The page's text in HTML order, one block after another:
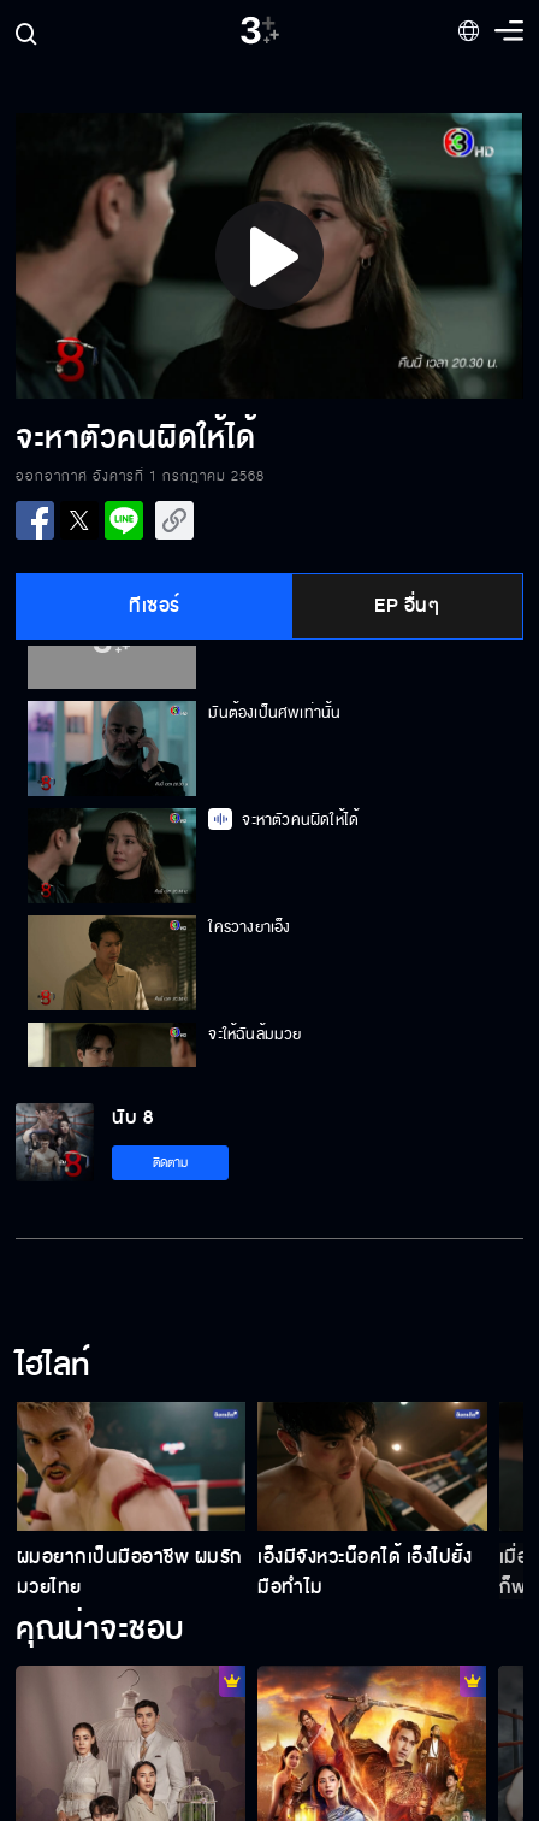
Play
Video
จะหาตัวคนผิดให้ได้
ออกอากาศ อังคารที่ 1 กรกฎาคม 2568
ทีเซอร์ EP อื่นๆ
เวรกรรมกำลังตามสนอง
มันยังไม่ตายอีกเหรอ
มันต้องเป็นศพเท่านั้น
จะหาตัวคนผิดให้ได้
ใครวางยาเอ็ง
จะให้ฉันล้มมวย
เอารางวัลไปด้วย มันรกว่ะ
แพ้น็อคให้ฉันได้ไหม
ไม่อยากแข่งก็ต้องแข่ง
นักมวยใหม่ มีดีแค่เบ้าหน้า
อยากเป็นนักมวยไม่ใช่เหรอ
นับ 8
ติดตาม
ไฮไลท์
ผมอยากเป็นมืออาชีพ ผมรัก
มวยไทย
เอ็งมีจังหวะน็อคได้ เอ็งไปยั้ง
มือทำไม
เมื่อ
ก็พอ
คุณน่าจะชอบ